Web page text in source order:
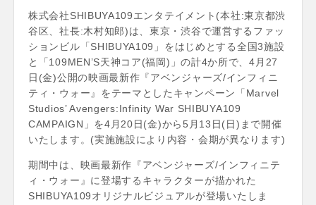
株式会社SHIBUYA109エンタテイメント(本社:東京都渋
谷区、社長:木村知郎)は、東京・渋谷で運営するファッ
ションビル「SHIBUYA109」をはじめとする全国3施設
と「109MEN’S天神コア(福岡)」の計4か所で、4月27
日(金)公開の映画最新作『アベンジャーズ/インフィニ
ティ・ウォー』をテーマとしたキャンペーン「Marvel
Studios’ Avengers:Infinity War SHIBUYA109
CAMPAIGN」を4月20日(金)から5月13日(日)まで開催
いたします。(実施施設により内容・会期が異なります)
期間中は、映画最新作『アベンジャーズ/インフィニテ
ィ・ウォー』に登場するキャラクターが描かれた
SHIBUYA109オリジナルビジュアルが登場いたしま